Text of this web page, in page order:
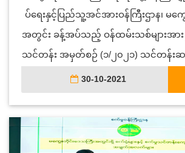
ပ်ရေးနှင့်ပြည်သူ့အင်အားဝန်ကြီးဌာန၊ မကွ
အတွင်း ခန့်အပ်သည့် ဝန်ထမ်းသစ်များအာ
သင်တန်း အမှတ်စဉ် (၁/၂၀၂၁) သင်တန်း
30-10-2021